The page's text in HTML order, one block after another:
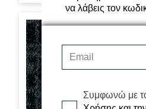
να λάβεις τον
Συμφωνώ με